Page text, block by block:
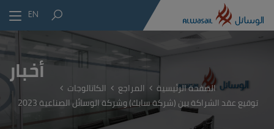
EN
أخبار
الصفحة الرئيسية المراجع
الكاتالوجات
توقيع عقد الشراكة بين (شركة سابك) وشركة الوسائل الصناعية 2023